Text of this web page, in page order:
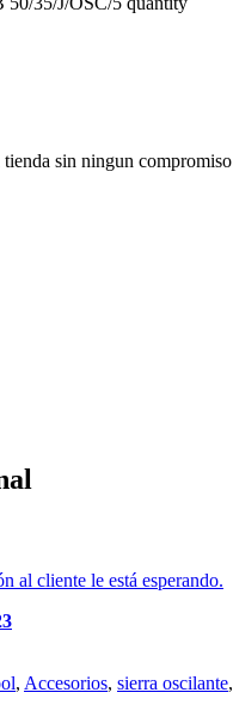
sin ningun compromiso
al cliente le está esperando.
, Accesorios, sierra oscilante,